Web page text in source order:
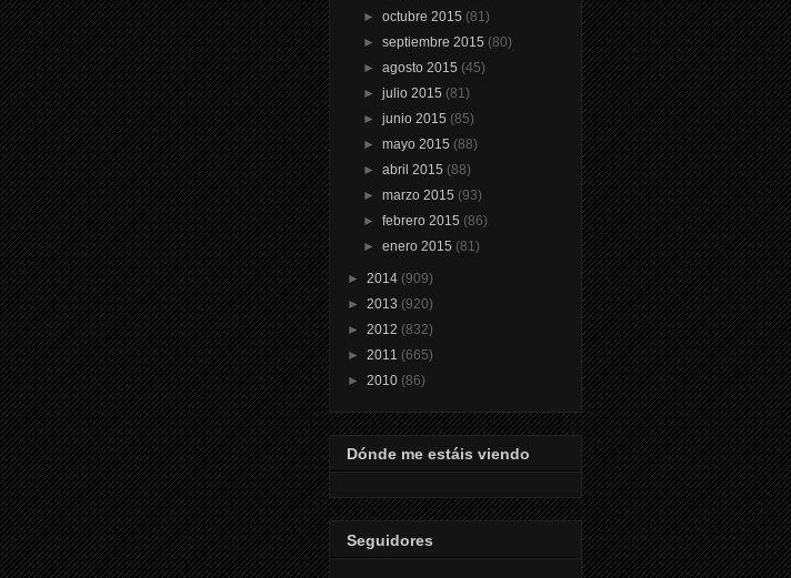
►octubre 2015 (81)
►septiembre 2015 (80)
►agosto 2015 (45)
►julio 2015 (81)
►junio 2015 (85)
►mayo 2015 (88)
►abril 2015 (88)
►marzo 2015 (93)
►febrero 2015 (86)
►enero 2015 (81)
► 2014 (909)
► 2013 (920)
► 2012 (832)
► 2011 (665)
► 2010 (86)
Dónde me estáis viendo
Seguidores